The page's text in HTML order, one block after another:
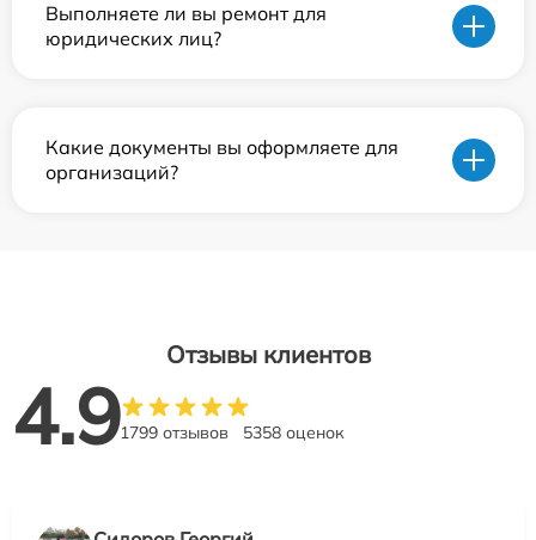
Выполняете ли вы ремонт для
юридических лиц?
Какие документы вы оформляете для
организаций?
Отзывы клиентов
4.91799 отзывов 5358 оценок